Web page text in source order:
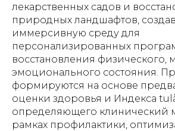
лекарственных садов и
природных ландшафтов,
иммерсивную среду для
персонализированных
восстановления физического,
эмоционального состояния.
формируются на основе
оценки здоровья и Индекса
определяющего клинический
рамках профилактики,